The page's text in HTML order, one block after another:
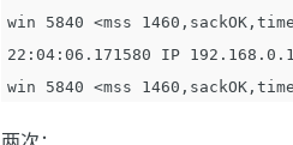
win 5840 <mss
22:04:06.171580 IP